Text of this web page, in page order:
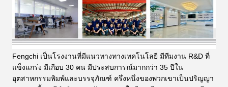
Fengchi เป็นโรงงานที่มีแนวทางทางเทคโนโลยี มีทีมงาน R&D ที่
แข็งแกร่ง มีเกือบ 30 คน มีประสบการณ์มากกว่า 35 ปีใน
อุตสาหกรรมพิมพ์และบรรจุภัณฑ์ ครึ่งหนึ่งของพวกเขาเป็นปริญญา